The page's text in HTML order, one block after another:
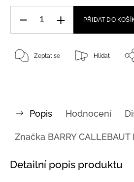
PŘIDAT DO
Zeptat se Hlídat
Popis Hodnocení
Značka BARRY CALLEBAUT
Detailní popis produktu